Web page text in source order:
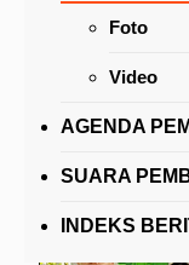
Foto
Video
AGENDA
SUARA
INDEKS
Pemkot
Manusiawi